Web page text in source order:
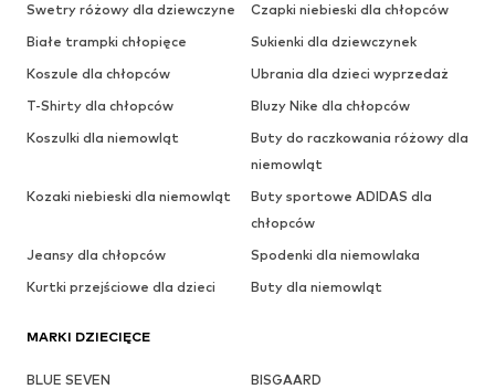
Swetry różowy dla dziewczyne
Czapki niebieski dla chłopców
Białe trampki chłopięce
Sukienki dla dziewczynek
Koszule dla chłopców
Ubrania dla dzieci wyprzedaż
T-Shirty dla chłopców
Bluzy Nike dla chłopców
Koszulki dla niemowląt
Buty do raczkowania różowy dla
niemowląt
Kozaki niebieski dla niemowląt
Buty sportowe ADIDAS dla
chłopców
Jeansy dla chłopców
Spodenki dla niemowlaka
Kurtki przejściowe dla dzieci
Buty dla niemowląt
MARKI DZIECIĘCE
BLUE SEVEN
BISGAARD